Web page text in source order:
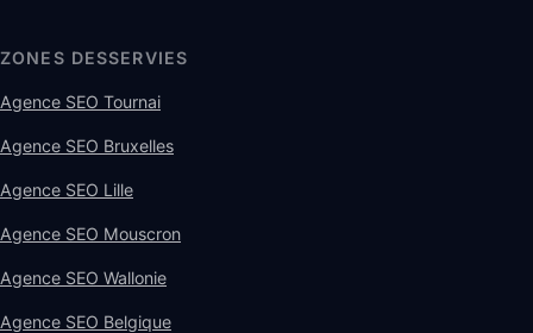
ZONES DESSERVIES
Agence SEO Tournai
Agence SEO Bruxelles
Agence SEO Lille
Agence SEO Mouscron
Agence SEO Wallonie
Agence SEO Belgique